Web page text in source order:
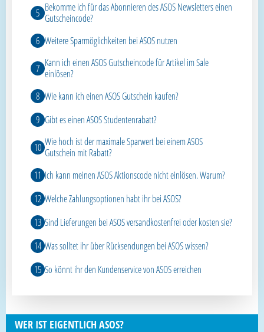
Bekomme ich für das Abonnieren des ASOS Newsletters einen
Gutscheincode?
Weitere Sparmöglichkeiten bei ASOS nutzen
Kann ich einen ASOS Gutscheincode für Artikel im Sale
einlösen?
Wie kann ich einen ASOS Gutschein kaufen?
Gibt es einen ASOS Studentenrabatt?
Wie hoch ist der maximale Sparwert bei einem ASOS
Gutschein mit Rabatt?
Ich kann meinen ASOS Aktionscode nicht einlösen. Warum?
Welche Zahlungsoptionen habt ihr bei ASOS?
Sind Lieferungen bei ASOS versandkostenfrei oder kosten sie?
Was solltet ihr über Rücksendungen bei ASOS wissen?
So könnt ihr den Kundenservice von ASOS erreichen
WER IST EIGENTLICH ASOS?